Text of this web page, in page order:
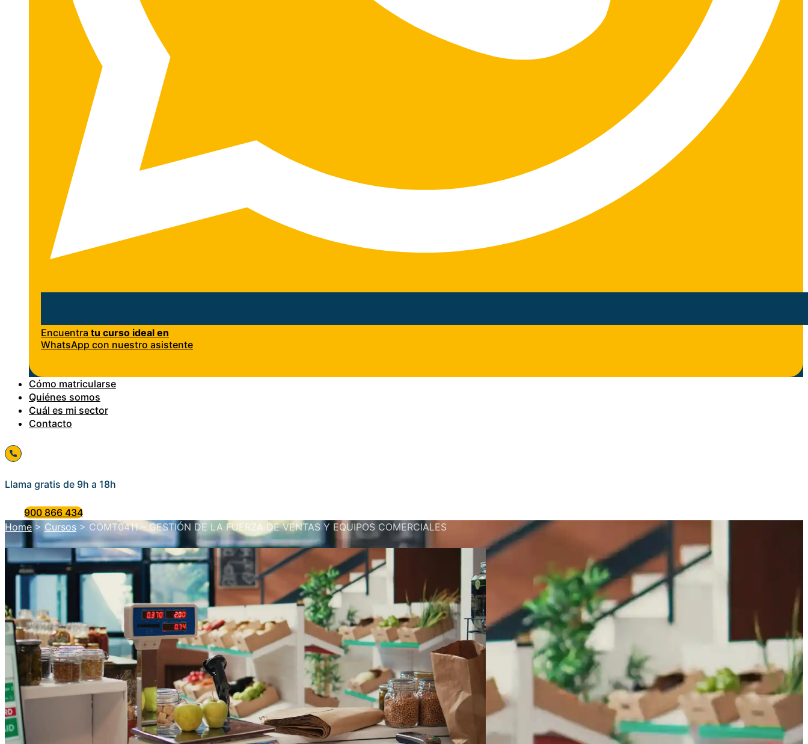
Encuentra tu curso ideal en
WhatsApp con nuestro asistente
Cómo matricularse
Quiénes somos
Cuál es mi sector
Contacto
Llama gratis de 9h a 18h
900 866 434
Home > Cursos > COMT0411 – GESTIÓN DE LA FUERZA DE VENTAS Y EQUIPOS COMERCIALES